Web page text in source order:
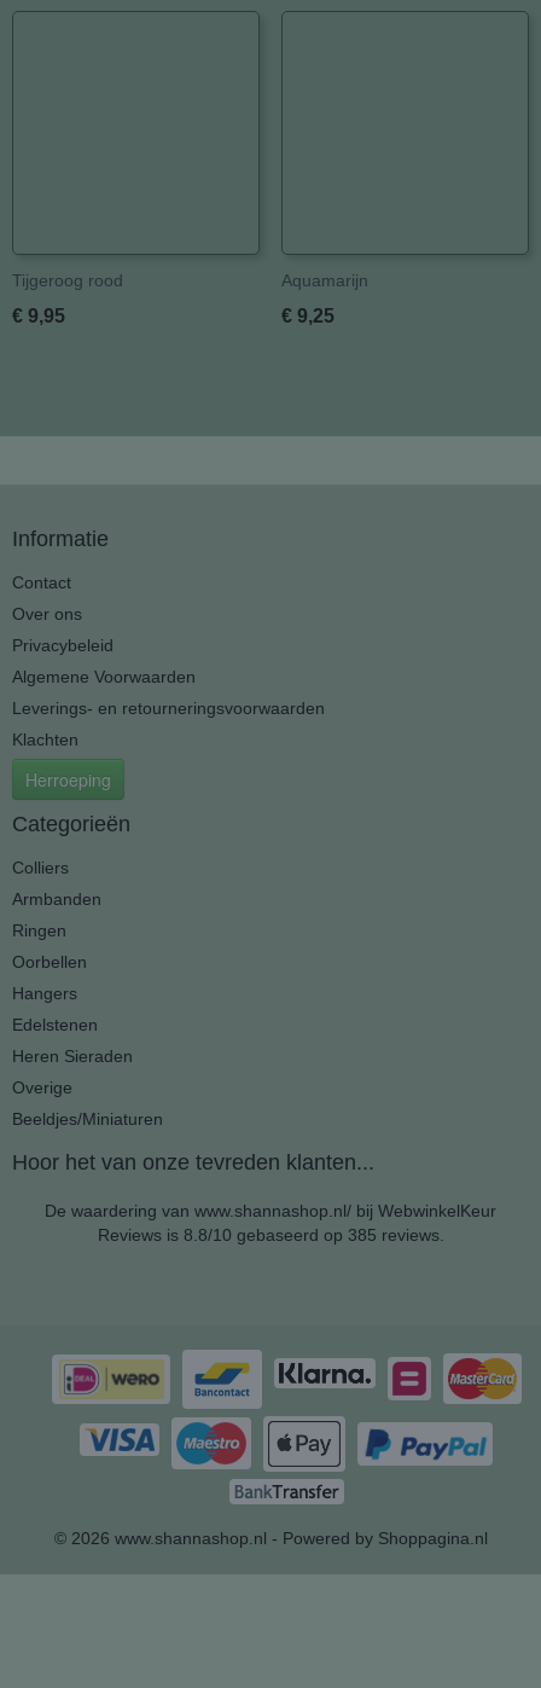
Tijgeroog rood
€ 9,95
Aquamarijn
€ 9,25
Informatie
Contact
Over ons
Privacybeleid
Algemene Voorwaarden
Leverings- en retourneringsvoorwaarden
Klachten
Herroeping
Categorieën
Colliers
Armbanden
Ringen
Oorbellen
Hangers
Edelstenen
Heren Sieraden
Overige
Beeldjes/Miniaturen
Hoor het van onze tevreden klanten...
De waardering van www.shannashop.nl/ bij WebwinkelKeur
Reviewsis 8.8/10 gebaseerd op 385 reviews.
© 2026 www.shannashop.nl - Powered by Shoppagina.nl